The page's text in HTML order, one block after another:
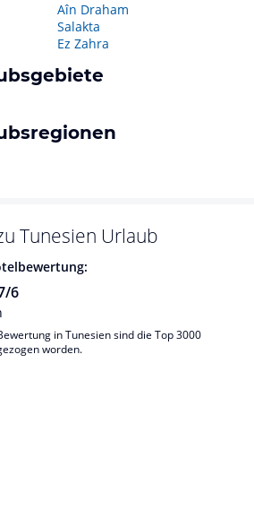
Aîn Draham
Salakta
Ez Zahra
Tunesien Urlaub
/6
in Tunesien sind die Top 3000
worden.